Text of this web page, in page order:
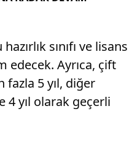
sınıfı ve lisans
edecek. Ayrıca, çift
fazla 5 yıl, diğer
4 yıl olarak geçerli